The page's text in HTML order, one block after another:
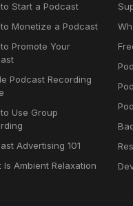
Start a Podcast
Monetize a Podcast
Promote Your
Podcast Recording
Use Group
Advertising 101
Is Ambient Relaxation